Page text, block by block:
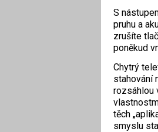
S
pruhu a
zrušíte
poněkud
Chytrý
stahování
rozsáhlou
těch
smyslu